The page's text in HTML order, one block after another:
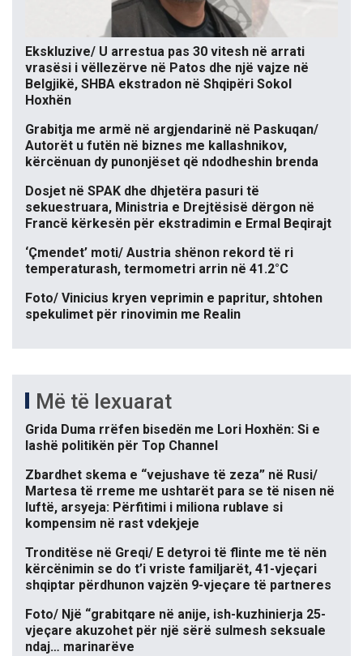
Ekskluzive/ U arrestua pas 30 vitesh në arrati
vrasësi i vëllezërve në Patos dhe një vajze në
Belgjikë, SHBA ekstradon në Shqipëri Sokol
Hoxhën
Grabitja me armë në argjendarinë në Paskuqan/
Autorët u futën në biznes me kallashnikov,
kërcënuan dy punonjëset që ndodheshin brenda
Dosjet në SPAK dhe dhjetëra pasuri të
sekuestruara, Ministria e Drejtësisë dërgon në
Francë kërkesën për ekstradimin e Ermal Beqirajt
‘Çmendet’ moti/ Austria shënon rekord të ri
temperaturash, termometri arrin në 41.2°C
Foto/ Vinicius kryen veprimin e papritur, shtohen
spekulimet për rinovimin me Realin
Më të lexuarat
Grida Duma rrëfen bisedën me Lori Hoxhën: Si e
lashë politikën për Top Channel
Zbardhet skema e “vejushave të zeza” në Rusi/
Martesa të rreme me ushtarët para se të nisen në
luftë, arsyeja: Përfitimi i miliona rublave si
kompensim në rast vdekjeje
Tronditëse në Greqi/ E detyroi të flinte me të nën
kërcënimin se do t’i vriste familjarët, 41-vjeçari
shqiptar përdhunon vajzën 9-vjeçare të partneres
Foto/ Një “grabitqare në anije, ish-kuzhinierja 25-
vjeçare akuzohet për një sërë sulmesh seksuale
ndaj… marinarëve